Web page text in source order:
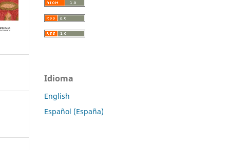
Idioma
English
Español (España)